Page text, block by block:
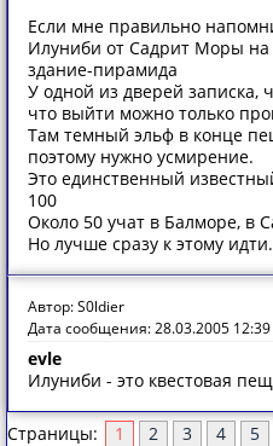
Если мне правильно
Илуниби от Садрит Моры на
здание-пирамида
У одной из дверей записка,
что выйти можно только
Там темный эльф в конце
поэтому нужно усмирение.
Это единственный
100
Около 50 учат в Балморе, в
Но лучше сразу к этому идти.
Автор: S0ldier
Дата сообщения: 28.03.2005 12:39
evle
Илуниби - это квестовая
Страницы: 1 2 3 4 5